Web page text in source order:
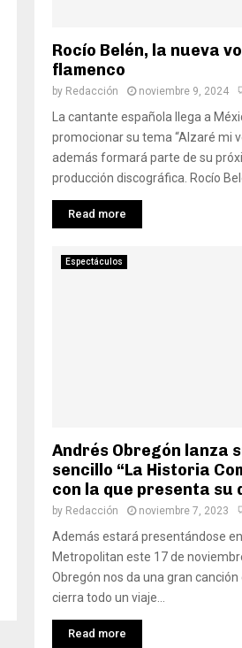
Rocío Belén, la nueva
flamenco
by Redacción noviembre 9, 2024
La cantante española llega a
promocionar su tema “Alzaré mi
además formará parte de su
producción discográfica. Rocío
Read more
Espectáculos
Andrés Obregón lanza
sencillo “La Historia
con la que presenta su
by Redacción noviembre 7, 2023
Además estará presentándose
Metropolitan este 17 de
Obregón nos da una gran canción
cierra todo un viaje...
Read more